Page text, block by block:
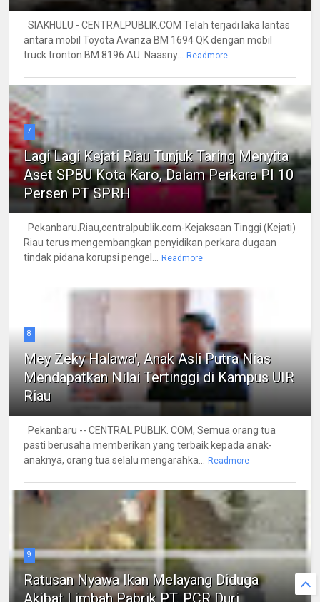
SIAKHULU - CENTRALPUBLIK.COM Telah terjadi laka lantas
antara mobil Toyota Avanza BM 1694 QK dengan mobil
truck tronton BM 8196 AU. Naasny...
Readmore
7
Lagi Lagi Kejati Riau Tunjuk Taring Menyita
Aset SPBU Kota Karo, Dalam Perkara PI 10
Persen PT SPRH
Pekanbaru.Riau,centralpublik.com-Kejaksaan Tinggi (Kejati)
Riau terus mengembangkan penyidikan perkara dugaan
tindak pidana korupsi pengel...
Readmore
8
Mey Zeky Halawa', Anak Asli Putra Nias
Mendapatkan Nilai Tertinggi di Kampus UIR
Riau
Pekanbaru -- CENTRAL PUBLIK. COM, Semua orang tua
pasti berusaha memberikan yang terbaik kepada anak-
anaknya, orang tua selalu mengarahka...
Readmore
9
Ratusan Nyawa Ikan Melayang Diduga
Akibat Limbah Pabrik PT. PCR Duri